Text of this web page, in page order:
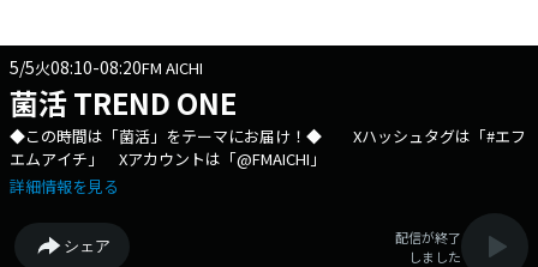
5/5火08:10-08:20FM AICHI
菌活 TREND ONE
◆この時間は「菌活」をテーマにお届け！◆ Xハッシュタグは「#エフ
エムアイチ」 Xアカウントは「@FMAICHI」
詳細情報を見る
シェア
配信が終了
しました